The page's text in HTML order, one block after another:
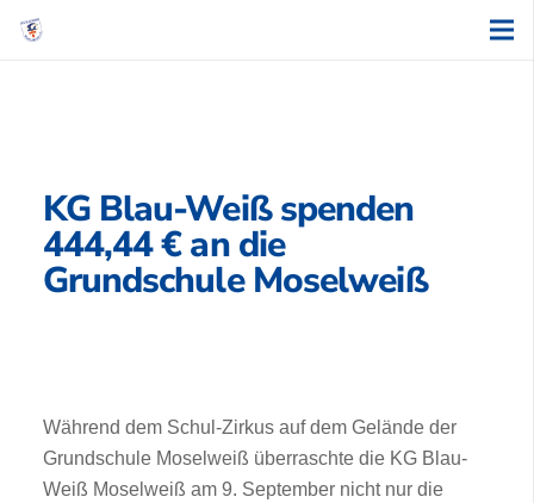
KG Blau-Weiß spenden
444,44 € an die
Grundschule Moselweiß
Während dem Schul-Zirkus auf dem Gelände der
Grundschule Moselweiß überraschte die KG Blau-
Weiß Moselweiß am 9. September nicht nur die